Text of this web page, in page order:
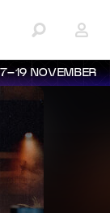
NOVEMBER